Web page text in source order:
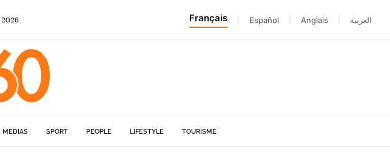
2026 Français Español Anglais العربية
MÉDIAS SPORT PEOPLE LIFESTYLE TOURISME